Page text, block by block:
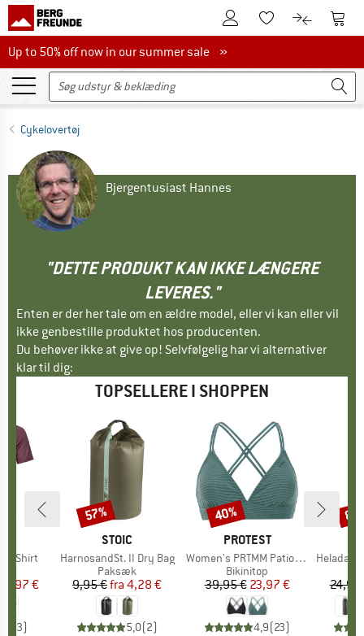
Til kundekontoenTil huskesedlen.
Til Til
Up to 50% off now in our summer sale
Up to 50% off now in our summer sale »
Cykelovertøj
Bjergentusiast Hannes
"DETTE PRODUKT KAN IKKE LÆNGERE
LEVERES."
Enten er der her tale om en ældre model, eller vi kan eller vil
ikke genbestille produktet hos producenten.
Du behøver ikke at give op! Selvfølgelig har vi alternativer
klar til dig:
TOPSELLERE I SHOPPEN
T-Shirt
pris
€
3)
MÆRKE
STOIC
Artikel
HarnosandSt. II Dry Bag
Produktgruppe
Paksæk
Pris
9,95 € Nedsat pris
fra 4,28 €
5,0(2)
Rabat
57%
MÆRKE
PROTEST
Artikel
Women's PRTMM Patio Triangle
Produktgruppe
Bikinitop
Pris
39,95 €Nedsat pris
23,97 €
4,9(23)
Rabat
40%
Artikel
HeladagenSt.
24,95